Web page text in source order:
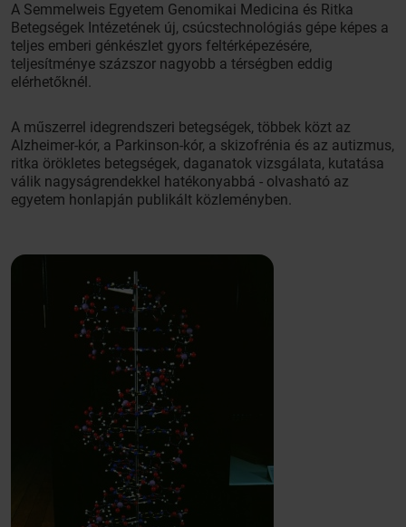
A Semmelweis Egyetem Genomikai Medicina és Ritka
Betegségek Intézetének új, csúcstechnológiás gépe képes a
teljes emberi génkészlet gyors feltérképezésére,
teljesítménye százszor nagyobb a térségben eddig
elérhetőknél.
A műszerrel idegrendszeri betegségek, többek közt az
Alzheimer-kór, a Parkinson-kór, a skizofrénia és az autizmus,
ritka örökletes betegségek, daganatok vizsgálata, kutatása
válik nagyságrendekkel hatékonyabbá - olvasható az
egyetem honlapján publikált közleményben.